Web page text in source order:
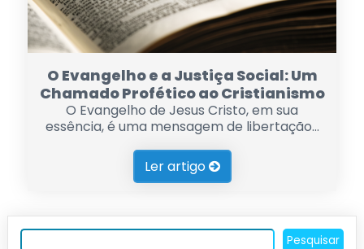
O Evangelho e a Justiça Social: Um
Chamado Profético ao Cristianismo
O Evangelho de Jesus Cristo, em sua
essência, é uma mensagem de libertação...
Ler artigo
Pesquisar